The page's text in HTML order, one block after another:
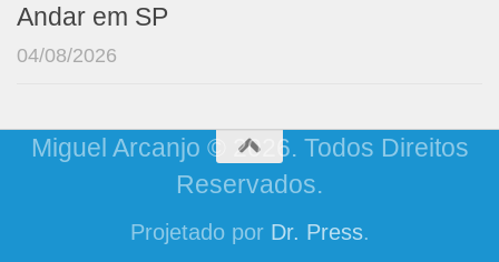
Andar em SP
04/08/2026
Miguel Arcanjo © 2026. Todos Direitos
Reservados.
Projetado por Dr. Press.